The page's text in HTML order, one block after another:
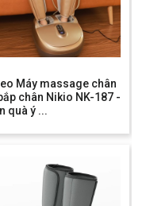
Máy massage chân
chân Nikio NK-187 -
quà ý ...